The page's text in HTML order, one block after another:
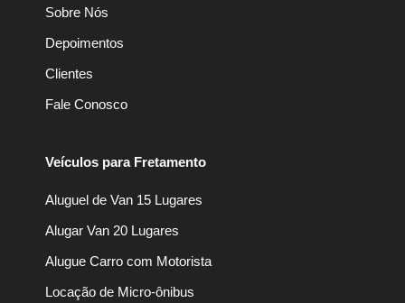
Sobre Nós
Depoimentos
Clientes
Fale Conosco
Veículos para Fretamento
Aluguel de Van 15 Lugares
Alugar Van 20 Lugares
Alugue Carro com Motorista
Locação de Micro-ônibus